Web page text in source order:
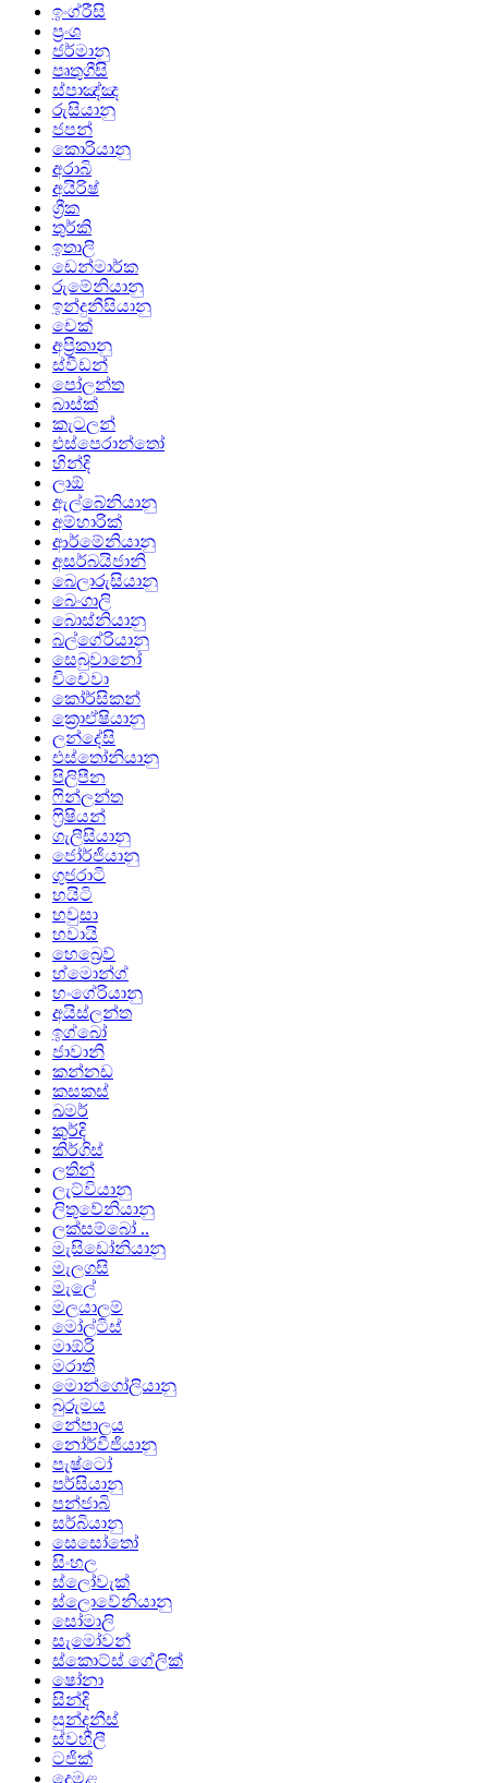
ඉංග්රීසි
ප්‍රංශ
ජර්මානු
පෘතුගීසි
ස්පාඤ්ඤ
රුසියානු
ජපන්
කොරියානු
අරාබි
අයිරිෂ්
ග්‍රීක
තුර්කි
ඉතාලි
ඩෙන්මාර්ක
රුමේනියානු
ඉන්දුනීසියානු
චෙක්
අප්‍රිකානු
ස්වීඩන්
පෝලන්ත
බාස්ක්
කැටලන්
එස්පෙරාන්තෝ
හින්දි
ලාඕ
ඇල්බේනියානු
අම්හාරික්
ආර්මේනියානු
අසර්බයිජානි
බෙලාරුසියානු
බෙංගාලි
බොස්නියානු
බල්ගේරියානු
සෙබුවානෝ
චිචෙවා
කෝර්සිකන්
ක්‍රොඒෂියානු
ලන්දේසි
එස්තෝනියානු
පිලිපීන
ෆින්ලන්ත
ෆ්‍රිෂියන්
ගැලීසියානු
ජෝර්ජියානු
ගුජරාටි
හයිටි
හවුසා
හවායි
හෙබ්‍රෙව්
හ්මොන්ග්
හංගේරියානු
අයිස්ලන්ත
ඉග්බෝ
ජාවානි
කන්නඩ
කසකස්
ඛමර්
කුර්දි
කිර්ගිස්
ලතින්
ලැට්වියානු
ලිතුවේනියානු
ලක්සම්බෝ ..
මැසිඩෝනියානු
මැලගසි
මැලේ
මලයාලම්
මෝල්ටිස්
මාඕරි
මරාති
මොන්ගෝලියානු
බුරුමය
නේපාලය
නෝර්වීජියානු
පැෂ්ටෝ
පර්සියානු
පන්ජාබි
සර්බියානු
සෙසෝතෝ
සිංහල
ස්ලෝවැක්
ස්ලොවේනියානු
සෝමාලි
සැමෝවන්
ස්කොට්ස් ගේලික්
ෂෝනා
සින්දි
සුන්දනීස්
ස්වහීලී
ටජික්
දෙමළ